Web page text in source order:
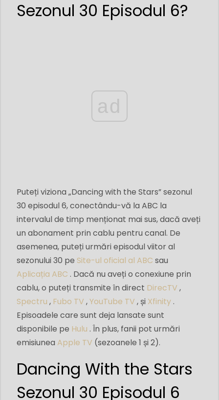
Sezonul 30 Episodul 6?
ad
Puteți viziona „Dancing with the Stars” sezonul
30 episodul 6, conectându-vă la ABC la
intervalul de timp menționat mai sus, dacă aveți
un abonament prin cablu pentru canal. De
asemenea, puteți urmări episodul viitor al
sezonului 30 pe Site-ul oficial al ABC sau
Aplicația ABC . Dacă nu aveți o conexiune prin
cablu, o puteți transmite în direct DirecTV ,
Spectru , Fubo TV ,YouTube TV , și Xfinity.
Episoadele care sunt deja lansate sunt
disponibile pe Hulu . În plus, fanii pot urmări
emisiunea Apple TV (sezoanele 1 și 2).
Dancing With the Stars
Sezonul 30 Episodul 6